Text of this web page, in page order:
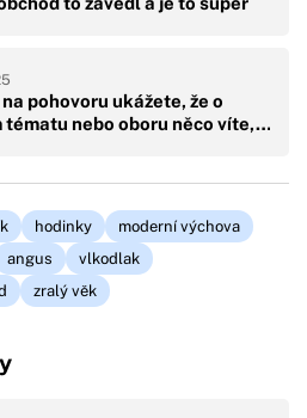
pohovoru ukážete, že o
tématu nebo oboru něco víte,…
hodinky
moderní výchova
angus
vlkodlak
zralý věk